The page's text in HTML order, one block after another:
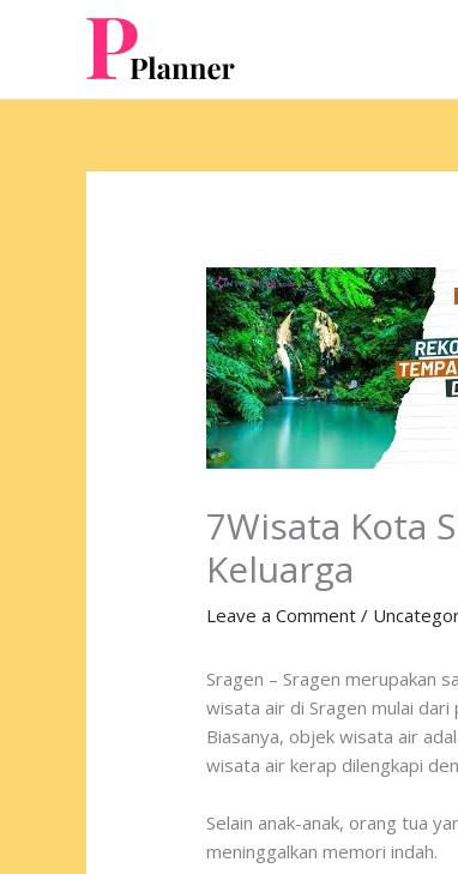
7Wisata Kota
Keluarga
Leave a Comment /
Sragen – Sragen merupakan
wisata air di Sragen mulai dari
Biasanya, objek wisata air
wisata air kerap dilengkapi
Selain anak-anak, orang tua
meninggalkan memori indah.